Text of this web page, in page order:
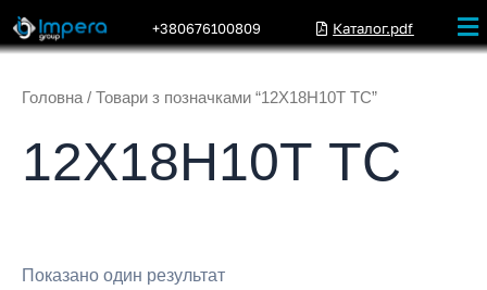
+380676100809 Каталог.pdf
Головна / Товари з позначками “12Х18Н10Т ТС”
12Х18Н10Т ТС
Показано один результат